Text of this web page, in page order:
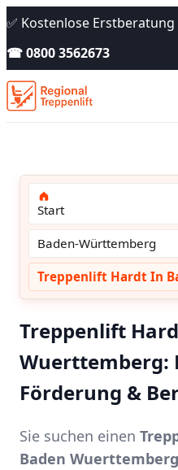
✅ Kostenlose
☎ 0800 3562673
Start
Baden-Württemberg
Treppenlift Hardt In
Treppenlift
Wuerttemberg:
Förderung &
Sie suchen einen
Baden Wuerttemberg